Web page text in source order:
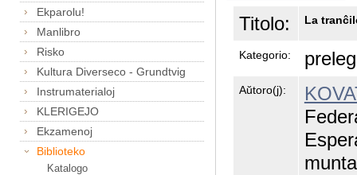
Ekparolu!
Manlibro
Risko
Kultura Diverseco - Grundtvig
Instrumaterialoj
KLERIGEJO
Ekzamenoj
Biblioteko
Katalogo
Titolo:
La
Kategorio:
Aŭtoro(j):